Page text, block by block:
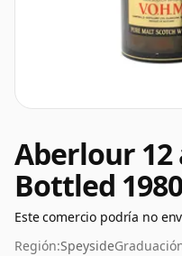
Aberlour 12
Bottled
Este comercio podría no
Región:Speyside